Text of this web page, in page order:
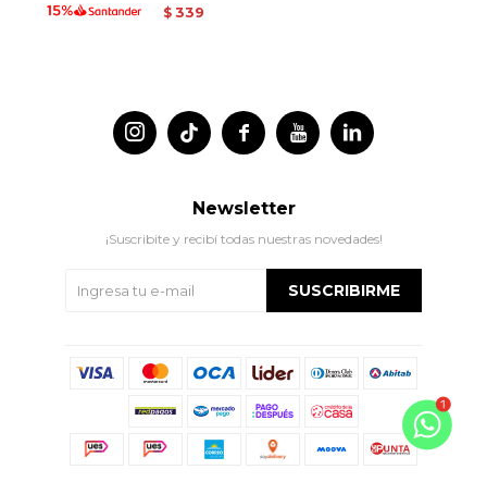
$ 339
 
 
Newsletter
¡Suscribite y recibí todas nuestras novedades!
SUSCRIBIRME